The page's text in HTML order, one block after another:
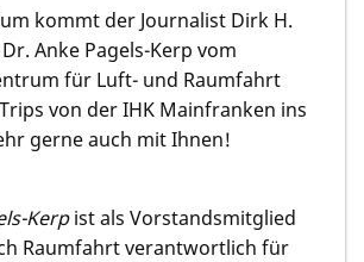
kommt der Journalist Dirk H.
Anke Pagels-Kerp vom
für Luft- und Raumfahrt
von der IHK Mainfranken ins
gerne auch mit Ihnen!
Kerpist als Vorstandsmitglied
Raumfahrt verantwortlich für